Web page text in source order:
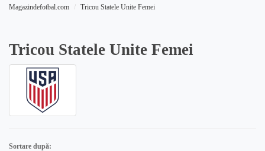
Magazindefotbal.com Tricou Statele Unite Femei
Tricou Statele Unite Femei
Sortare după: